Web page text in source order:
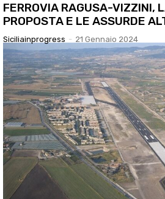
FERROVIA RAGUSA-VIZZINI,
PROPOSTA E LE ASSURDE
Siciliainprogress - 21 Gennaio 2024